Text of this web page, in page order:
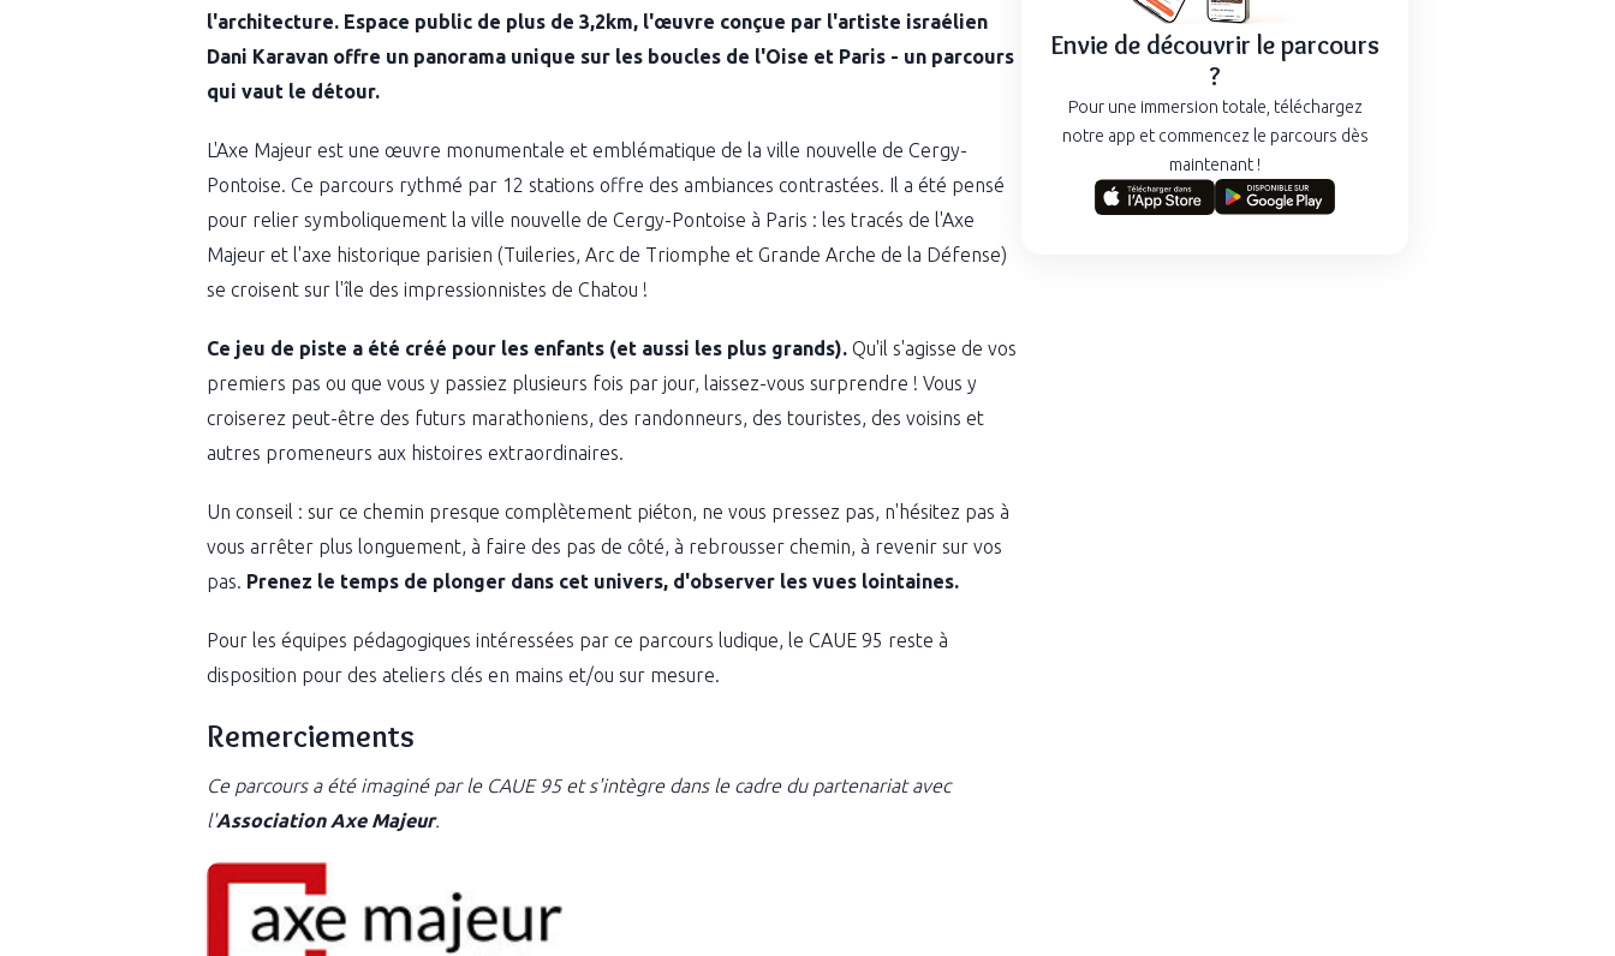
l'architecture. Espace public de plus de 3,2km, l'œuvre conçue par l'artiste israélien
Dani Karavan offre un panorama unique sur les boucles de l'Oise et Paris - un parcours
qui vaut le détour.
L'Axe Majeur est une œuvre monumentale et emblématique de la ville nouvelle de Cergy-
Pontoise. Ce parcours rythmé par 12 stations offre des ambiances contrastées. Il a été pensé
pour relier symboliquement la ville nouvelle de Cergy-Pontoise à Paris : les tracés de l'Axe
Majeur et l'axe historique parisien (Tuileries, Arc de Triomphe et Grande Arche de la Défense)
se croisent sur l'île des impressionnistes de Chatou !
Ce jeu de piste a été créé pour les enfants (et aussi les plus grands). Qu'il s'agisse de vos
premiers pas ou que vous y passiez plusieurs fois par jour, laissez-vous surprendre ! Vous y
croiserez peut-être des futurs marathoniens, des randonneurs, des touristes, des voisins et
autres promeneurs aux histoires extraordinaires.
Un conseil : sur ce chemin presque complètement piéton, ne vous pressez pas, n'hésitez pas à
vous arrêter plus longuement, à faire des pas de côté, à rebrousser chemin, à revenir sur vos
pas. Prenez le temps de plonger dans cet univers, d'observer les vues lointaines.
Pour les équipes pédagogiques intéressées par ce parcours ludique, le CAUE 95 reste à
disposition pour des ateliers clés en mains et/ou sur mesure.
Remerciements
Ce parcours a été imaginé par le CAUE 95 et s'intègre dans le cadre du partenariat avec
l'Association Axe Majeur.
Envie de découvrir le parcours
?
Pour une immersion totale, téléchargez
notre app et commencez le parcours dès
maintenant !